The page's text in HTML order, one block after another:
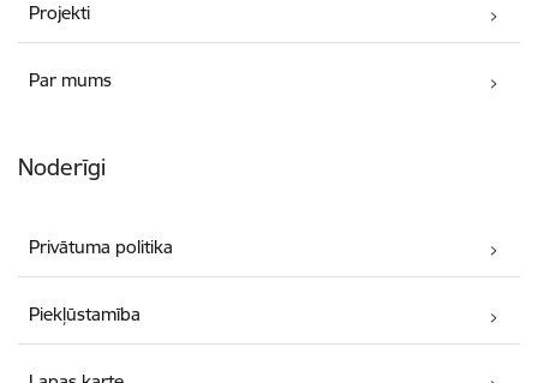
Projekti
Par mums
Noderīgi
Privātuma politika
Piekļūstamība